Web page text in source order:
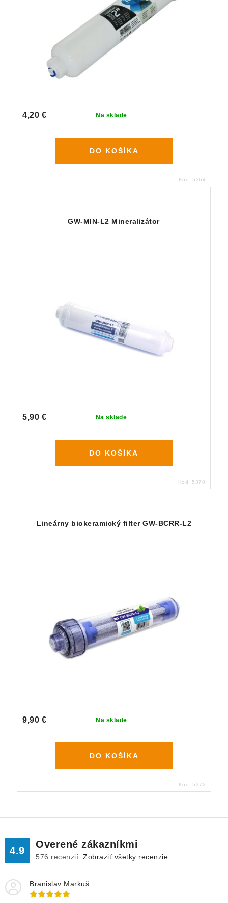
Na sklade
4,20 €
DO KOŠÍKA
Kód: 5364
GW-MIN-L2 Mineralizátor
Na sklade
5,90 €
DO KOŠÍKA
Kód: 5370
Lineárny biokeramický filter GW-BCRR-L2
Na sklade
9,90 €
DO KOŠÍKA
Kód: 5372
4.9
Overené zákazníkmi
576 recenzií. Zobraziť všetky recenzie
Branislav Markuš